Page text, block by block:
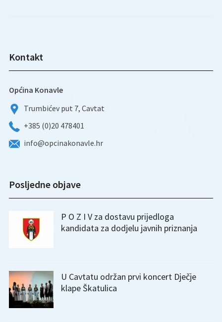
Kontakt
Općina Konavle
Trumbićev put 7, Cavtat
+385 (0)20 478401
info@opcinakonavle.hr
Posljedne objave
P O Z I V za dostavu prijedloga
kandidata za dodjelu javnih priznanja
U Cavtatu održan prvi koncert Dječje
klape Škatulica